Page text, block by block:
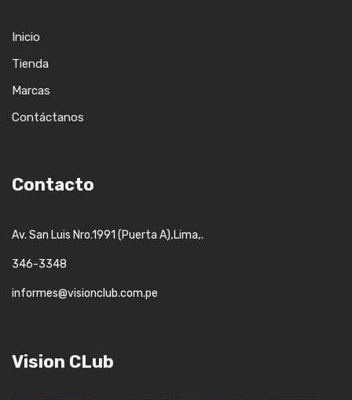
Inicio
Tienda
Marcas
Contáctanos
Contacto
Av. San Luis Nro.1991 (Puerta A),Lima,.
346-3348
informes@visionclub.com.pe
Vision CLub